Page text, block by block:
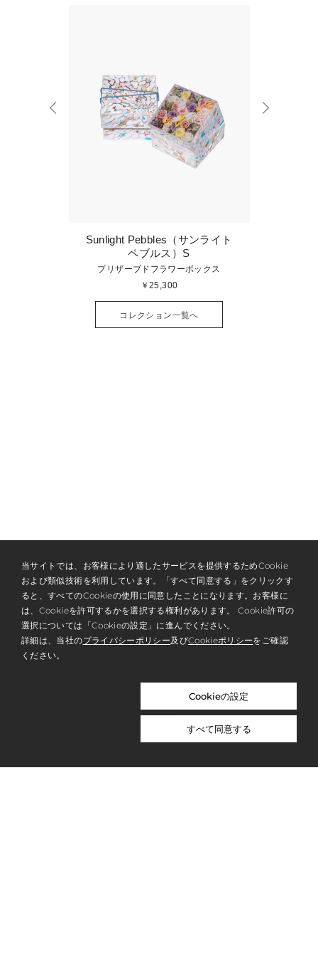
Sunlight Pebbles（サンライト
ペブルス）S
プリザーブドフラワーボックス
￥25,300
コレクション一覧へ
NEWSLETTER & MEMBERSHIP
REGISTER
当サイトでは、お客様により適したサービスを提供するためCookie
および類似技術を利用しています。「すべて同意する」をクリックす
ると、すべてのCookieの使用に同意したことになります。お客様に
は、Cookieを許可するかを選択する権利があります。 Cookie許可の
選択については「Cookieの設定」に進んでください。
詳細は、当社のプライバシーポリシー及びCookieポリシーをご確認
ください。
Cookieの設定
すべて同意する